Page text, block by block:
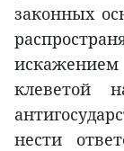
законных
клеветой
нести